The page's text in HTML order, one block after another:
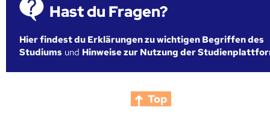
Hast du Fragen?
Hier findest du Erklärungen zu wichtigen Begriffen des
Studiums und Hinweise zur Nutzung der
Top